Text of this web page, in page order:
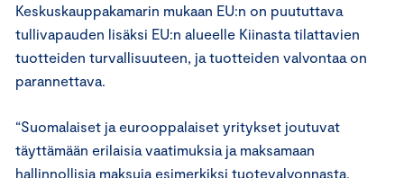
Keskuskauppakamarin mukaan EU:n on puututtava
tullivapauden lisäksi EU:n alueelle Kiinasta tilattavien
tuotteiden turvallisuuteen, ja tuotteiden valvontaa on
parannettava.
“Suomalaiset ja eurooppalaiset yritykset joutuvat
täyttämään erilaisia vaatimuksia ja maksamaan
hallinnollisia maksuja esimerkiksi tuotevalvonnasta,